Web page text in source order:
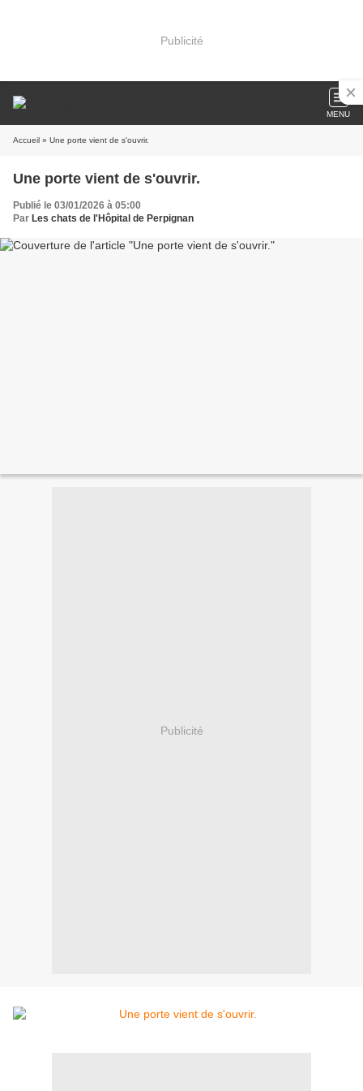
Publicité
MENU
Accueil » Une porte vient de s'ouvrir.
Une porte vient de s'ouvrir.
Publié le 03/01/2026 à 05:00
Par Les chats de l'Hôpital de Perpignan
Publicité